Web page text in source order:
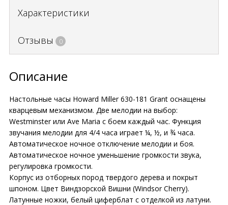
Характеристики
Отзывы 0
Описание
Настольные часы Howard Miller 630-181 Grant оснащены
кварцевым механизмом. Две мелодии на выбор:
Westminster или Ave Maria с боем каждый час. Функция
звучания мелодии для 4/4 часа играет ¼, ½, и ¾ часа.
Автоматическое ночное отключение мелодии и боя.
Автоматическое ночное уменьшение громкости звука,
регулировка громкости.
Корпус из отборных пород твердого дерева и покрыт
шпоном. Цвет Виндзорской Вишни (Windsor Cherry).
Латунные ножки, белый циферблат с отделкой из латуни.